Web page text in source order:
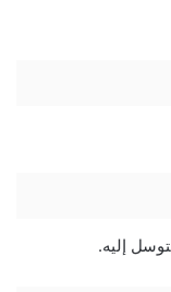
إليه.